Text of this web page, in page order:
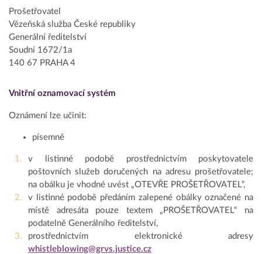
Prošetřovatel
Vězeňská služba České republiky
Generální ředitelství
Soudní 1672/1a
140 67 PRAHA 4
Vnitřní oznamovací systém
Oznámení lze učinit:
písemně
v listinné podobě prostřednictvím poskytovatele
poštovních služeb doručených na adresu prošetřovatele;
na obálku je vhodné uvést „OTEVŘE PROŠETŘOVATEL“,
v listinné podobě předáním zalepené obálky označené na
místě adresáta pouze textem „PROŠETŘOVATEL“ na
podatelně Generálního ředitelství,
prostřednictvím elektronické adresy
whistleblowing@grvs.justice.cz